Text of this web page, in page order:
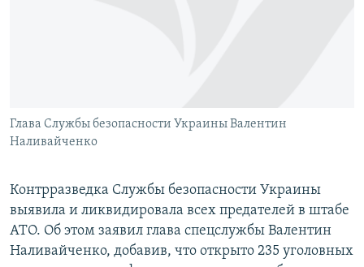
Все сайты RFE/RL
Глава Службы безопасности Украины Валентин
Наливайченко
Контрразведка Службы безопасности Украины
выявила и ликвидировала всех предателей в штабе
АТО. Об этом заявил глава спецслужбы Валентин
Наливайченко, добавив, что открыто 235 уголовных